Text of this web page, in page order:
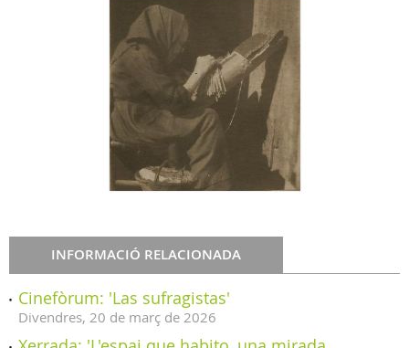
INFORMACIÓ RELACIONADA
Cinefòrum: 'Las sufragistas'
Divendres, 20 de març de 2026